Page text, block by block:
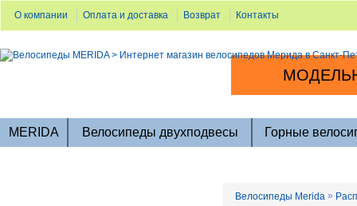
О компании Оплата и доставка Возврат Контакты
MERIDA Велосипеды двухподвесы Горные
Велосипеды Merida »